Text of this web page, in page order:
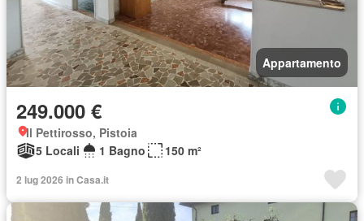
Appartamento
249.000 €
Il Pettirosso, Pistoia
5 Locali
1 Bagno 150 m²
2 lug 2026 in Casa.it